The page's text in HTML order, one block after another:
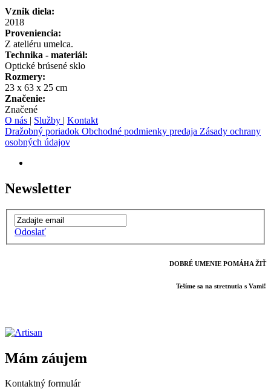
Vznik diela:
2018
Proveniencia:
Z ateliéru umelca.
Technika - materiál:
Optické brúsené sklo
Rozmery:
23 x 63 x 25 cm
Značenie:
Značené
O nás | Služby | Kontakt
Dražobný poriadok Obchodné podmienky predaja Zásady ochrany
osobných údajov
Newsletter
Odoslať
DOBRÉ UMENIE POMÁHA ŽIŤ
Tešíme sa na stretnutia s Vami!
Mám záujem
Kontaktný formulár